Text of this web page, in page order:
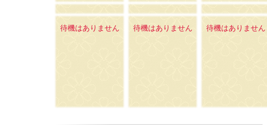
待機はありません 待機はありません 待機はありません